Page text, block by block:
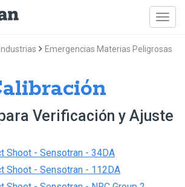
Industrias Emergencias Materias Peligrosas
Verificación y Ajuste